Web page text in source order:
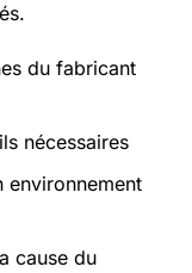
du fabricant
nécessaires
environnement
cause du